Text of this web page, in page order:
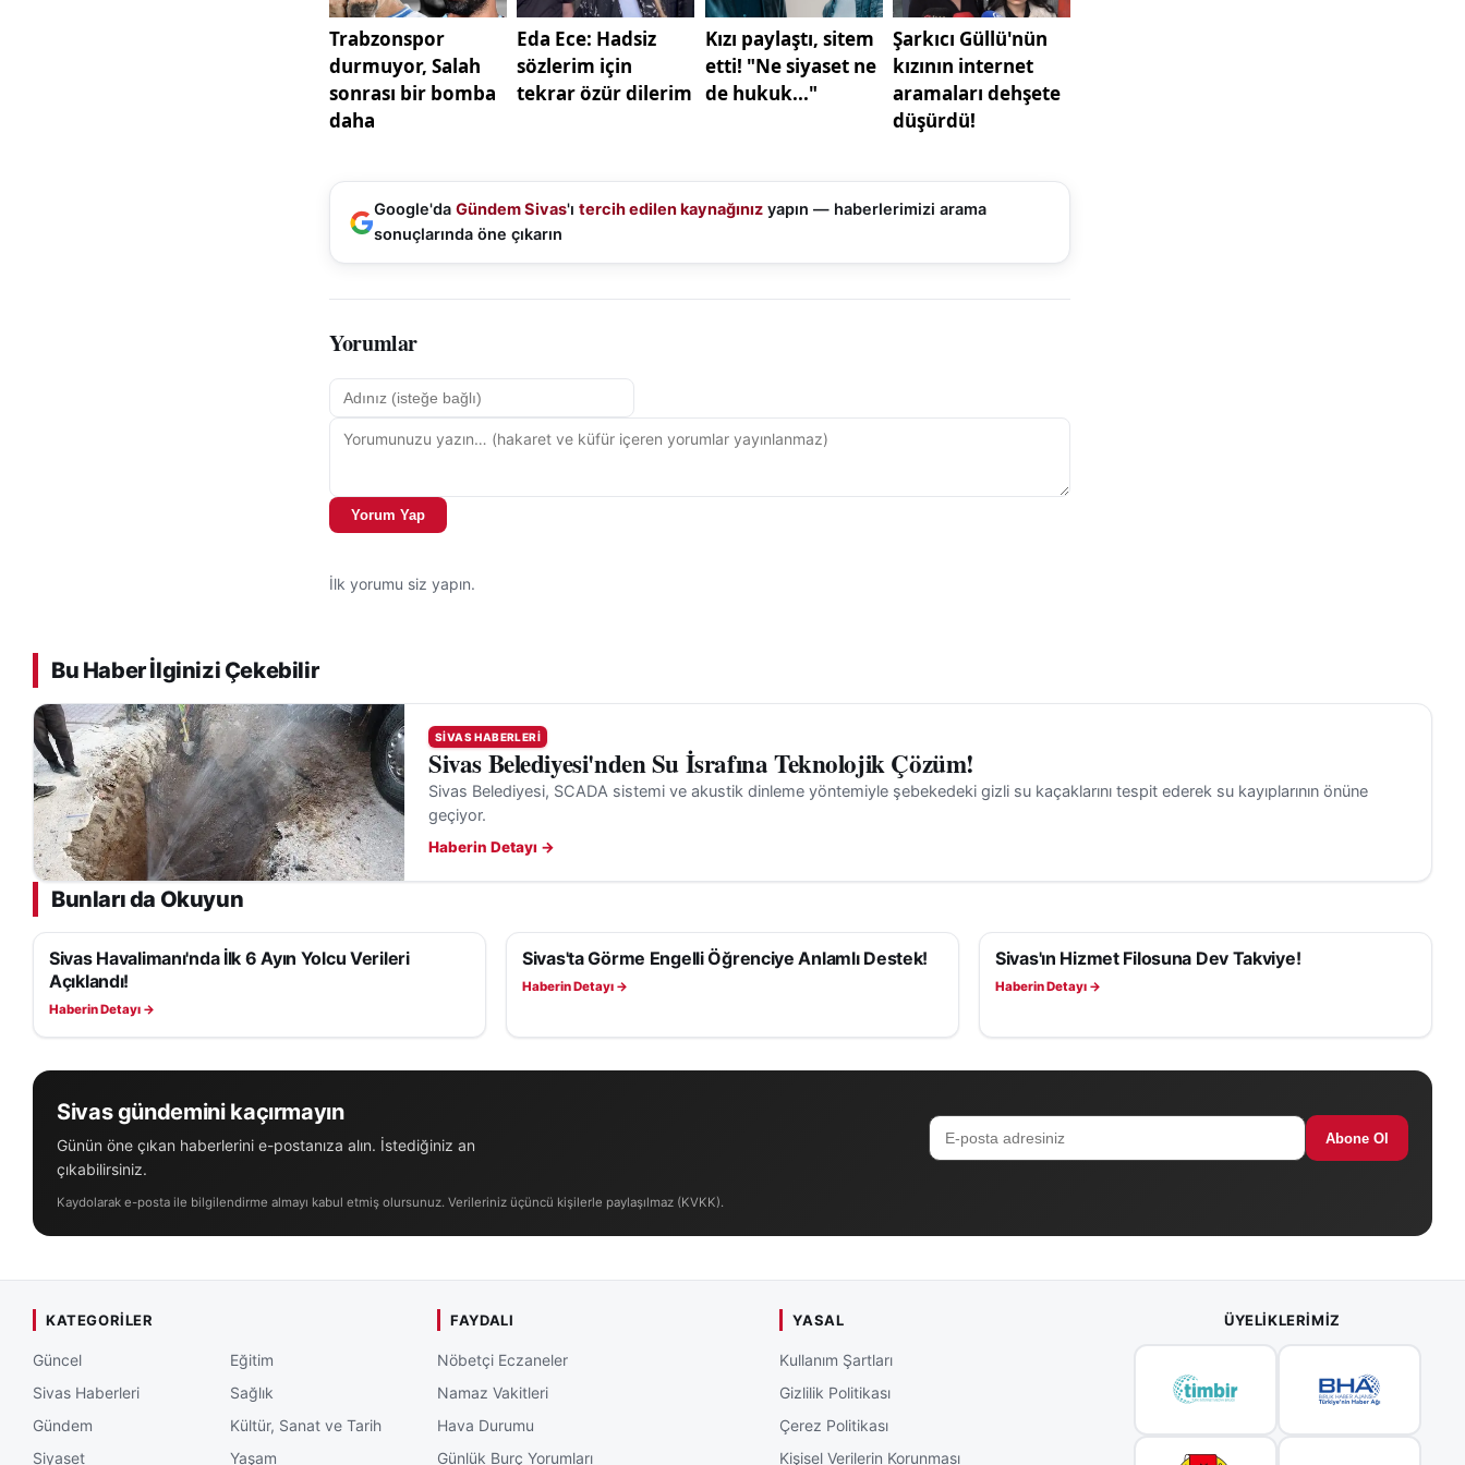
sezondaki hedefinin üst sıralar olduğunu vurgulayarak, “ Sivasspor ’u ne kadar
yukarılara taşır ne kadar sıralamada üst tarafta bitirirsek ne mutlu bize. Çıtamız
yüksek ama diğer takımlarla aramızdaki ufak tefek farklar var. Başarıyı getiren
sadece ekonomi değil. Doğru oyuncular tercih etmek lazım. Bizim amacımız Sivas’ı
en yukarıda, Sivas’a yakışacak şekilde iyi bir yerlerde pozisyon almasını sağlamak”
Google'da Gündem Sivas'ı tercih edilen kaynağınız yapın — haberlerimizi arama
sonuçlarında öne çıkarın
Yorumlar
Yorum Yap
İlk yorumu siz yapın.
Bu Haber İlginizi Çekebilir
SIVAS HABERLERI
Sivas Belediyesi'nden Su İsrafına Teknolojik Çözüm!
Sivas Belediyesi, SCADA sistemi ve akustik dinleme yöntemiyle şebekedeki gizli su kaçaklarını tespit ederek su kayıplarının önüne
geçiyor.
Haberin Detayı →
Bunları da Okuyun
SIVAS HABERLERI
Sivas Havalimanı'nda İlk 6 Ayın Yolcu Verileri
Açıklandı!
Haberin Detayı →
SIVAS HABERLERI
Sivas'ta Görme Engelli Öğrenciye Anlamlı Destek!
Haberin Detayı →
SIVAS HABERLERI
Sivas'ın Hizmet Filosuna Dev Takviye!
Haberin Detayı →
Sivas gündemini kaçırmayın
Günün öne çıkan haberlerini e-postanıza alın. İstediğiniz an
çıkabilirsiniz.
Abone Ol
Kaydolarak e-posta ile bilgilendirme almayı kabul etmiş olursunuz. Verileriniz üçüncü kişilerle paylaşılmaz (KVKK).
KATEGORILER
Güncel
Sivas Haberleri
Gündem
Siyaset
Eğitim
Sağlık
Kültür, Sanat ve Tarih
Yaşam
FAYDALI
Nöbetçi Eczaneler
Namaz Vakitleri
Hava Durumu
Günlük Burç Yorumları
YASAL
Kullanım Şartları
Gizlilik Politikası
Çerez Politikası
Kişisel Verilerin Korunması
ÜYELIKLERIMIZ